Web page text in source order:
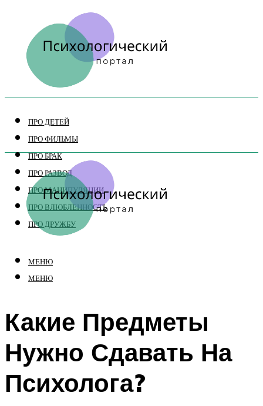
ПРО ДЕТЕЙ
ПРО ФИЛЬМЫ
ПРО БРАК
ПРО РАЗВОД
ПРО МАНИПУЛЯЦИИ
ПРО ВЛЮБЛЕННОСТЬ
ПРО ДРУЖБУ
МЕНЮ
МЕНЮ
Какие Предметы
Нужно Сдавать На
Психолога?